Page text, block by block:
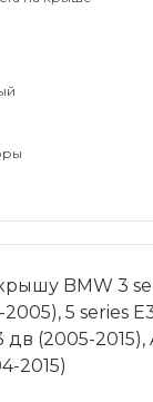
BMW 3
5 series
дв (2005-
2015)